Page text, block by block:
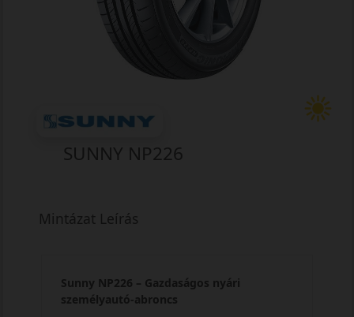
SUNNY NP226
Mintázat Leírás
Sunny NP226 – Gazdaságos nyári
személyautó-abroncs